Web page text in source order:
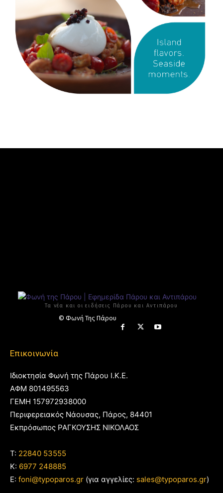
Τα νέα και οι ειδήσεις Πάρου και Αντιπάρου
© Φωνή Της Πάρου
Επικοινωνία
Ιδιοκτησία Φωνή της Πάρου Ι.Κ.Ε.
ΑΦΜ 801495563
ΓΕΜΗ 157972938000
Περιφερειακός Νάουσας, Πάρος, 84401
Εκπρόσωπος ΡΑΓΚΟΥΣΗΣ ΝΙΚΟΛΑΟΣ
T: 22840 53555
Κ: 6977 248885
E: foni@typoparos.gr (για αγγελίες: sales@typoparos.gr)